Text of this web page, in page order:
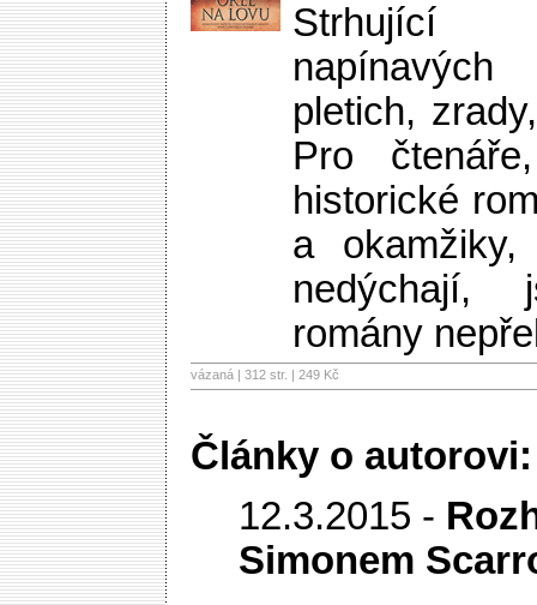
Strhující
napínavých
pletich,
Pro
historické
a
nedýchají,
romány
vázaná | 312 str. | 249 Kč
Články o autorovi:
12.3.2015 -
Simonem